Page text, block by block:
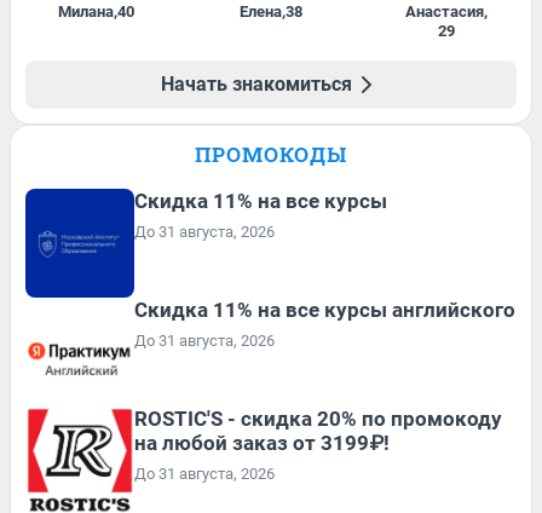
Милана,40 Елена,38 Анастасия,
29
Начать знакомиться
ПРОМОКОДЫ
Скидка 11% на все курсы
До 31 августа, 2026
Скидка 11% на все курсы английского
До 31 августа, 2026
ROSTIC'S - скидка 20% по промокоду
на любой заказ от 3199₽!
До 31 августа, 2026